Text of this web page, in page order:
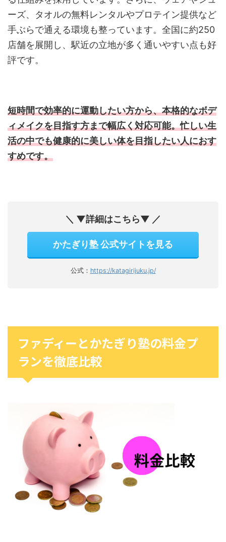
ーズ、タオルの無料レンタルやプロテイン提供など
手ぶらで通える環境も整っています。全国に約250
店舗を展開し、駅近の立地が多く通いやすい点も好
評です。
短時間で効率的に運動したい方から、本格的なボデ
ィメイクを目指す方まで幅広く対応可能。忙しい生
活の中でも健康的に美しい体を目指したい人におす
すめです。
＼ ▼詳細はこちら▼ ／
かたぎり塾 公式サイトを見る
公式： https://katagirijuku.jp/
ファディーとかたぎり塾の料金プ
ランを徹底比較